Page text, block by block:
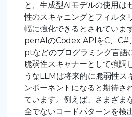
と、生成型AIモデルの使用は
性のスキャニングとフィルタ
幅に強化できるとされていま
penAIのCodex APIをC、C#
ptなどのプログラミング言語
脆弱性スキャナーとして強調
うなLLMは将来的に脆弱性ス
ンポーネントになると期待さ
ています。例えば、さまざま
全でないコードパターンを検